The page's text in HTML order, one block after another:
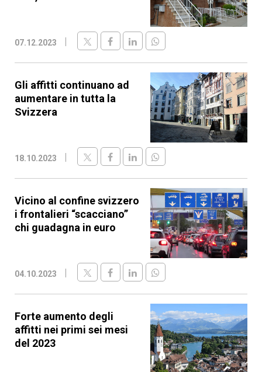
07.12.2023
Gli affitti continuano ad
aumentare in tutta la
Svizzera
18.10.2023
Vicino al confine svizzero
i frontalieri “scacciano”
chi guadagna in euro
04.10.2023
Forte aumento degli
affitti nei primi sei mesi
del 2023